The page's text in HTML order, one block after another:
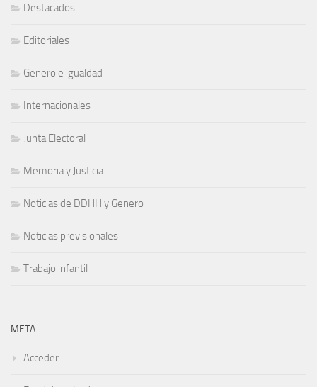
Destacados
Editoriales
Genero e igualdad
Internacionales
Junta Electoral
Memoria y Justicia
Noticias de DDHH y Genero
Noticias previsionales
Trabajo infantil
META
Acceder